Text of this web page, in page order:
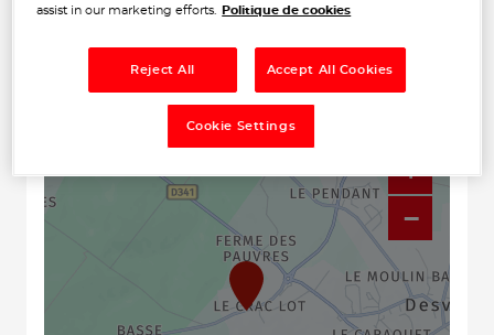
+
−
assist in our marketing efforts.
Politique de cookies
Reject All Accept All Cookies
Cookie Settings